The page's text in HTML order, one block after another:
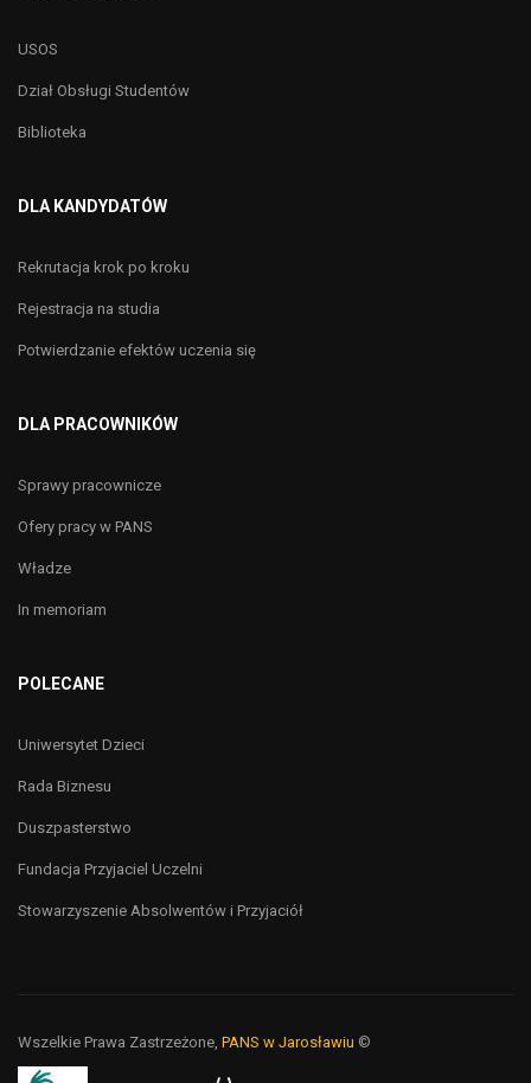
USOS
Dział Obsługi Studentów
Biblioteka
DLA KANDYDATÓW
Rekrutacja krok po kroku
Rejestracja na studia
Potwierdzanie efektów uczenia się
DLA PRACOWNIKÓW
Sprawy pracownicze
Ofery pracy w PANS
Władze
In memoriam
POLECANE
Uniwersytet Dzieci
Rada Biznesu
Duszpasterstwo
Fundacja Przyjaciel Uczelni
Stowarzyszenie Absolwentów i Przyjaciół
Wszelkie Prawa Zastrzeżone, PANS w Jarosławiu ©